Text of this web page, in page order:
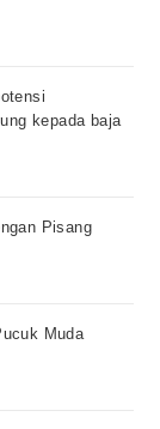
kepada baja
Pisang
Muda